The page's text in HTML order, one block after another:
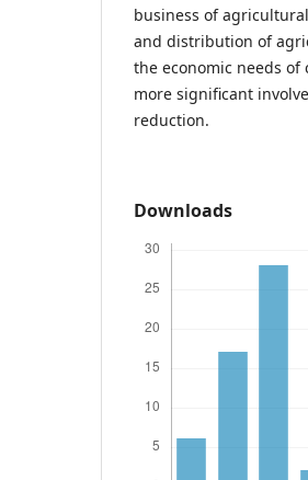
business of
and distribution of
the economic needs of
more significant
reduction.
Downloads